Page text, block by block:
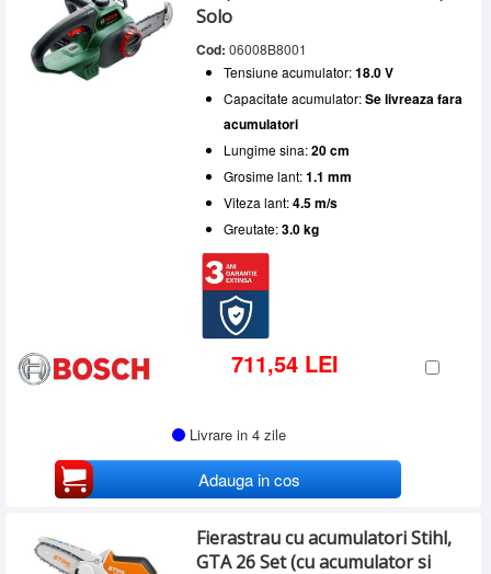
Solo
Cod: 06008B8001
Tensiune acumulator:18.0 V
Capacitate acumulator:Se livreaza fara
acumulatori
Lungime sina:20 cm
Grosime lant:1.1 mm
Viteza lant:4.5 m/s
Greutate:3.0 kg
711,54 LEI
Livrare in 4 zile
Adauga in cos
Fierastrau cu acumulatori Stihl,
GTA 26 Set (cu acumulator si